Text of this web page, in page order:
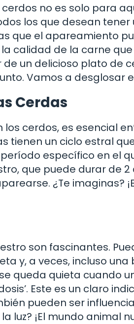
no es solo para
los que desean
que el apareamiento
calidad de la carne
un delicioso plato de
Vamos a desglosar
Cerdas
cerdos, es esencial
tienen un ciclo estral
específico en el
que puede durar de
¿Te imaginas?
son fascinantes.
y, a veces, incluso
queda quieta cuando
Este es un claro
pueden ser
luz? ¡El mundo animal